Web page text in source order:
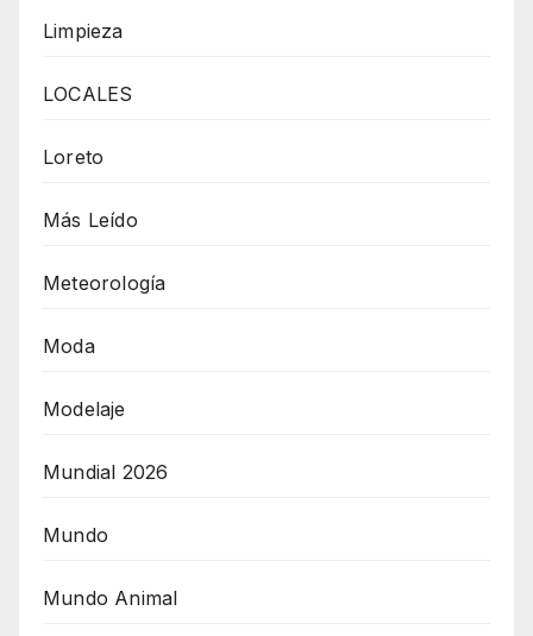
Limpieza
LOCALES
Loreto
Más Leído
Meteorología
Moda
Modelaje
Mundial 2026
Mundo
Mundo Animal